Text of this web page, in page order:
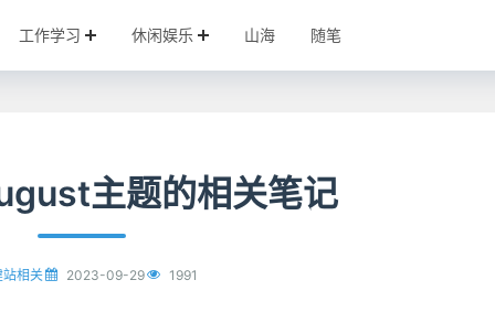
工作学习 休闲娱乐 山海 随笔
主题的相关笔记
站相关 2023-09-29 1991